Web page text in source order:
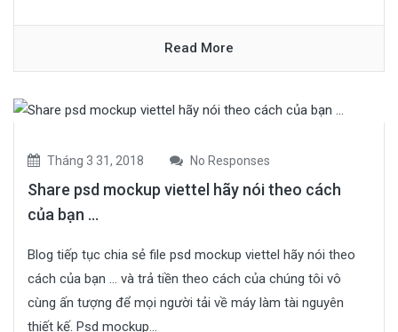
Read More
Tháng 3 31, 2018 No Responses
Share psd mockup viettel hãy nói theo cách
của bạn …
Blog tiếp tục chia sẻ file psd mockup viettel hãy nói theo
cách của bạn … và trả tiền theo cách của chúng tôi vô
cùng ấn tượng để mọi người tải về máy làm tài nguyên
thiết kế. Psd mockup...